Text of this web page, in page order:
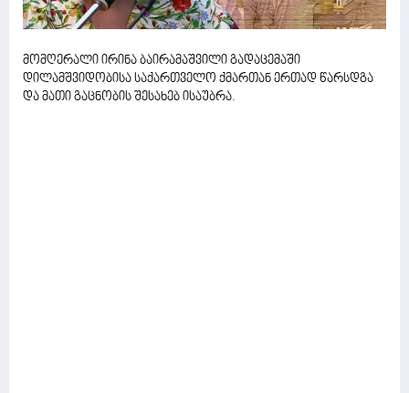
მომღერალი ირინა ბაირამაშვილი გადაცემაში
დილამშვიდობისა საქართველო ქმართან ერთად წარსდგა
და მათი გაცნობის შესახებ ისაუბრა.